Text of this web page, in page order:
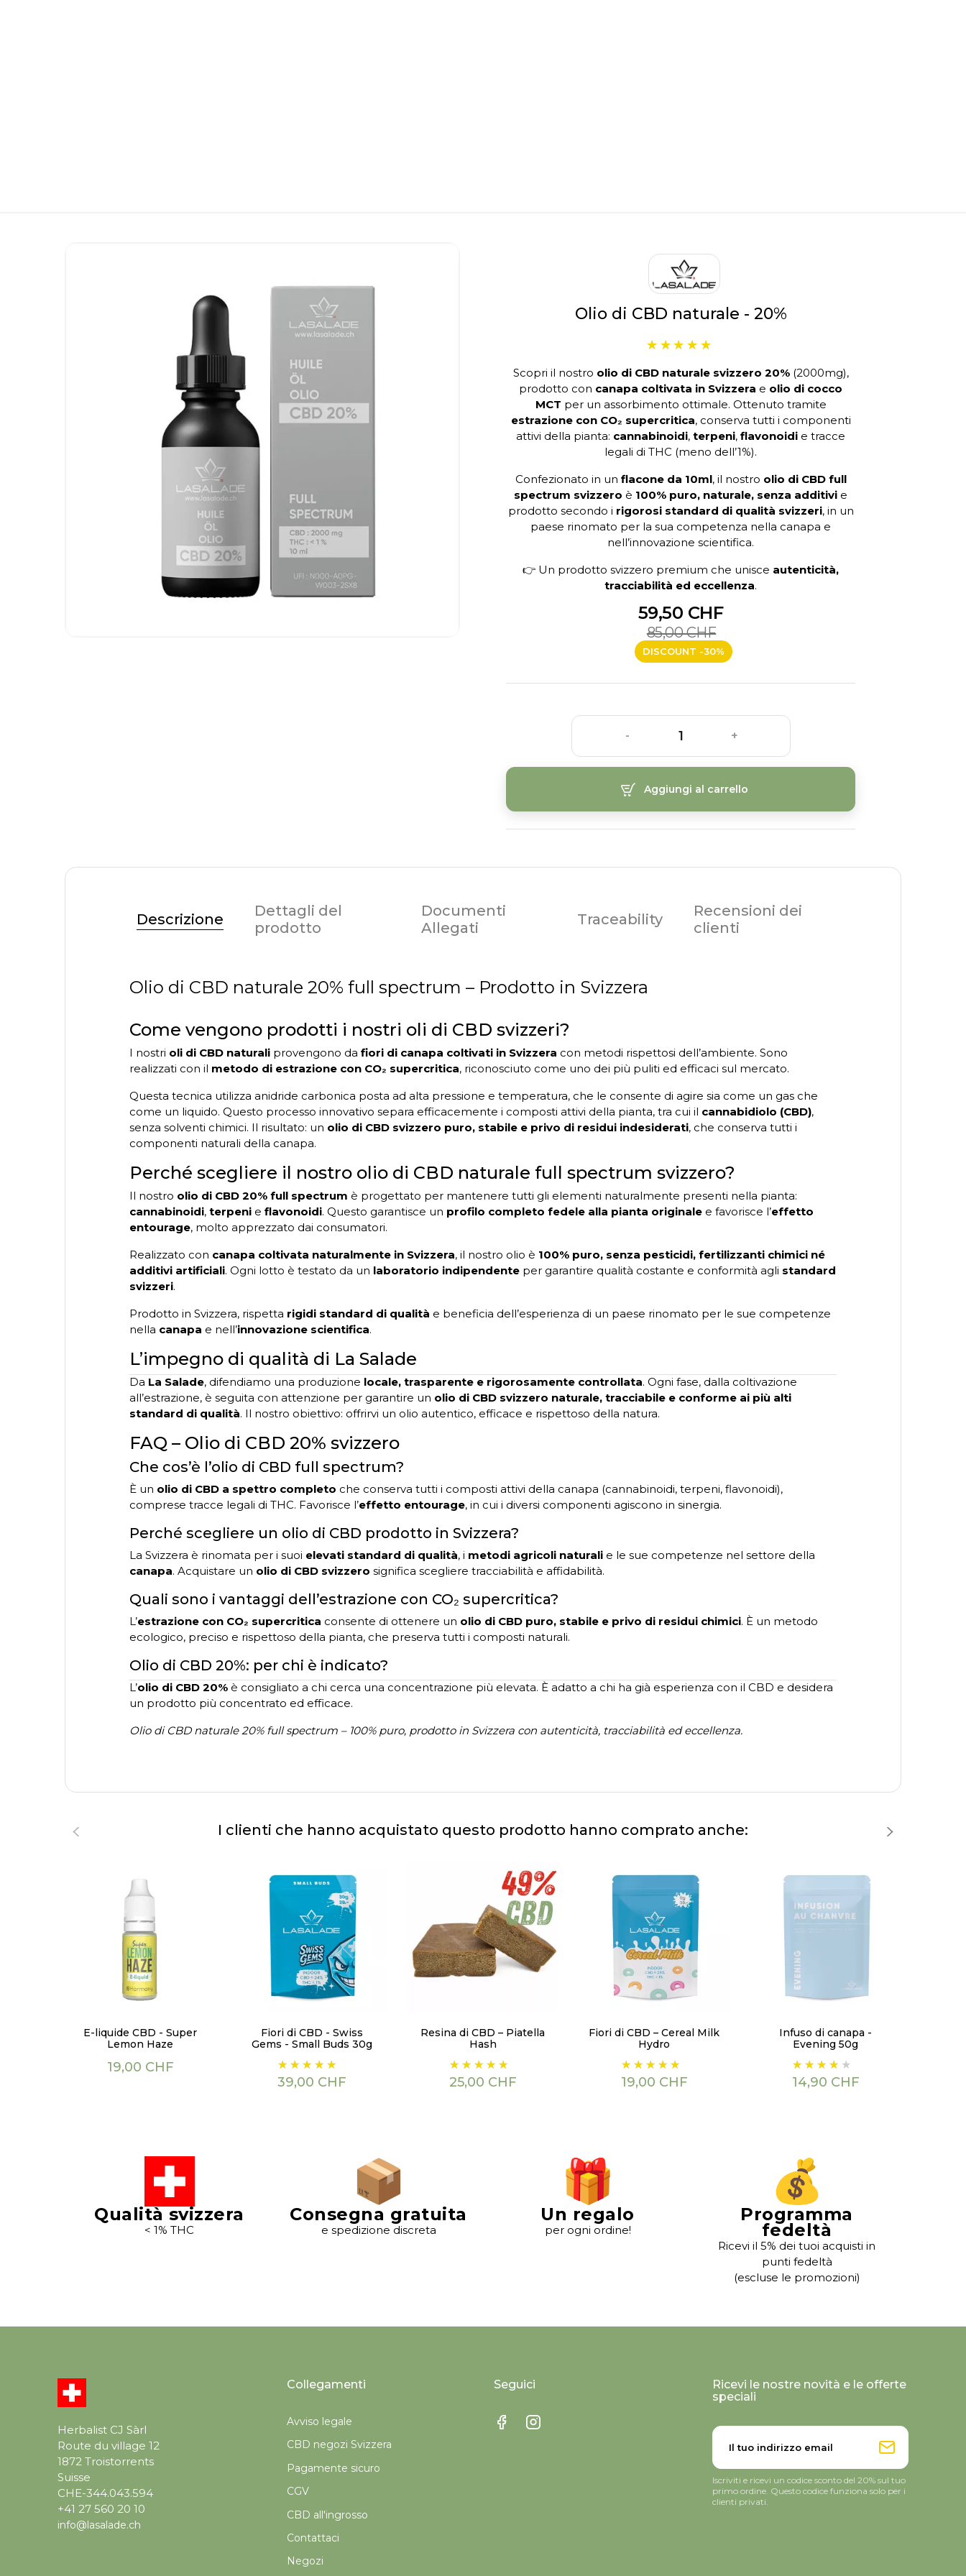
Olio di CBD naturale - 20%
Scopri il nostro olio di CBD naturale svizzero 20%(2000mg),
prodotto con canapa coltivata in Svizzera e olio di cocco
MCT per un assorbimento ottimale. Ottenuto tramite
estrazione con CO₂ supercritica, conserva tutti i componenti
attivi della pianta: cannabinoidi, terpeni, flavonoidi e tracce
legali di THC (meno dell’1%).
Confezionato in un flacone da 10ml, il nostro olio di CBD full
spectrum svizzero è 100% puro, naturale, senza additivi e
prodotto secondo i rigorosi standard di qualità svizzeri, in un
paese rinomato per la sua competenza nella canapa e
nell’innovazione scientifica.
👉 Un prodotto svizzero premium che unisce autenticità,
tracciabilità ed eccellenza.
59,50 CHF
85,00 CHF
DISCOUNT -30%
- +
Aggiungi al carrello
Descrizione
Dettagli del
prodotto
Documenti
Allegati
Traceability
Recensioni dei
clienti
Olio di CBD naturale 20% full spectrum – Prodotto in Svizzera
Come vengono prodotti i nostri oli di CBD svizzeri?
I nostri oli di CBD naturali provengono da fiori di canapa coltivati in Svizzera con metodi rispettosi dell’ambiente. Sono
realizzati con il metodo di estrazione con CO₂ supercritica, riconosciuto come uno dei più puliti ed efficaci sul mercato.
Questa tecnica utilizza anidride carbonica posta ad alta pressione e temperatura, che le consente di agire sia come un gas che
come un liquido. Questo processo innovativo separa efficacemente i composti attivi della pianta, tra cui il cannabidiolo (CBD),
senza solventi chimici. Il risultato: un olio di CBD svizzero puro, stabile e privo di residui indesiderati, che conserva tutti i
componenti naturali della canapa.
Perché scegliere il nostro olio di CBD naturale full spectrum svizzero?
Il nostro olio di CBD 20% full spectrum è progettato per mantenere tutti gli elementi naturalmente presenti nella pianta:
cannabinoidi, terpeni e flavonoidi. Questo garantisce un profilo completo fedele alla pianta originale e favorisce l’effetto
entourage, molto apprezzato dai consumatori.
Realizzato con canapa coltivata naturalmente in Svizzera, il nostro olio è 100% puro, senza pesticidi, fertilizzanti chimici né
additivi artificiali. Ogni lotto è testato da un laboratorio indipendente per garantire qualità costante e conformità agli standard
svizzeri.
Prodotto in Svizzera, rispetta rigidi standard di qualità e beneficia dell’esperienza di un paese rinomato per le sue competenze
nella canapa e nell’innovazione scientifica.
L’impegno di qualità di La Salade
Da La Salade, difendiamo una produzione locale, trasparente e rigorosamente controllata. Ogni fase, dalla coltivazione
all’estrazione, è seguita con attenzione per garantire un olio di CBD svizzero naturale, tracciabile e conforme ai più alti
standard di qualità. Il nostro obiettivo: offrirvi un olio autentico, efficace e rispettoso della natura.
FAQ – Olio di CBD 20% svizzero
Che cos’è l’olio di CBD full spectrum?
È un olio di CBD a spettro completo che conserva tutti i composti attivi della canapa (cannabinoidi, terpeni, flavonoidi),
comprese tracce legali di THC. Favorisce l’effetto entourage, in cui i diversi componenti agiscono in sinergia.
Perché scegliere un olio di CBD prodotto in Svizzera?
La Svizzera è rinomata per i suoi elevati standard di qualità, i metodi agricoli naturali e le sue competenze nel settore della
canapa. Acquistare un olio di CBD svizzero significa scegliere tracciabilità e affidabilità.
Quali sono i vantaggi dell’estrazione con CO₂ supercritica?
L’estrazione con CO₂ supercritica consente di ottenere un olio di CBD puro, stabile e privo di residui chimici. È un metodo
ecologico, preciso e rispettoso della pianta, che preserva tutti i composti naturali.
Olio di CBD 20%: per chi è indicato?
L’olio di CBD 20% è consigliato a chi cerca una concentrazione più elevata. È adatto a chi ha già esperienza con il CBD e desidera
un prodotto più concentrato ed efficace.
Olio di CBD naturale 20% full spectrum – 100% puro, prodotto in Svizzera con autenticità, tracciabilità ed eccellenza.
I clienti che hanno acquistato questo prodotto hanno comprato anche:
E-liquide CBD - Super
Lemon Haze
Prezzo
19,00 CHF
Fiori di CBD - Swiss
Gems - Small Buds 30g
Prezzo
39,00 CHF
Resina di CBD – Piatella
Hash
Prezzo
25,00 CHF
Fiori di CBD – Cereal Milk
Hydro
Prezzo
19,00 CHF
Infuso di canapa -
Evening 50g
Prezzo
14,90 CHF
Qualità svizzera
< 1% THC
Consegna gratuita
e spedizione discreta
Un regalo
per ogni ordine!
Programma
fedeltà
Ricevi il 5% dei tuoi acquisti in
punti fedeltà
(escluse le promozioni)
Herbalist CJ Sàrl
Route du village 12
1872 Troistorrents
Suisse
CHE-344.043.594
+41 27 560 20 10
info@lasalade.ch
Collegamenti
Avviso legale
CBD negozi Svizzera
Pagamente sicuro
CGV
CBD all'ingrosso
Contattaci
Negozi
Seguici
Ricevi le nostre novità e le offerte
speciali
Iscriviti e ricevi un codice sconto del 20% sul tuo
primo ordine. Questo codice funziona solo per i
clienti privati.